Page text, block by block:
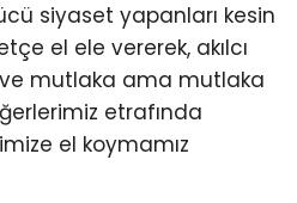
siyaset yapanları kesin
el ele vererek, akılcı
mutlaka ama mutlaka
etrafında
el koymamız